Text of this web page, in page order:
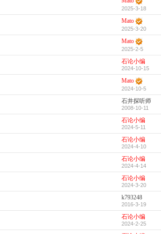
2025-3-18
Mato
2025-3-20
Mato
2025-2-5
石论小编
2024-10-15
Mato
2024-10-5
石井探听师
2008-10-11
石论小编
2024-5-11
石论小编
2024-4-10
石论小编
2024-4-14
石论小编
2024-3-20
k793248
2016-3-19
石论小编
2024-2-25